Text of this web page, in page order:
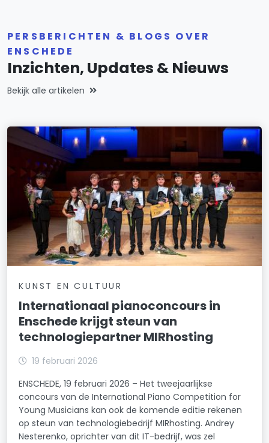
PERSBERICHTEN & BLOGS OVER
ENSCHEDE
Inzichten, Updates & Nieuws
Bekijk alle artikelen
KUNST EN CULTUUR
Internationaal pianoconcours in
Enschede krijgt steun van
technologiepartner MIRhosting
19 februari 2026
ENSCHEDE, 19 februari 2026 – Het tweejaarlijkse
concours van de International Piano Competition for
Young Musicians kan ook de komende editie rekenen
op steun van technologiebedrijf MIRhosting. Andrey
Nesterenko, oprichter van dit IT-bedrijf, was zel